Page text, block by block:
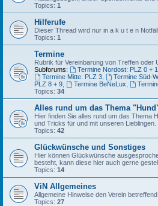
Topics: 1
Hilferufe
Dieser Thread wird nur in a k u t e n
Topics: 1
Termine
Rubrik für Vereinbarung von Treffen oder
Subforums:
Termine Nordost: PLZ 0 + 1
Termine Mitte: PLZ 3, Termine Süd-
PLZ 8 + 9
Termine BeNeLux
Topics: 34
Alles rund um das Thema
Hier finden Sie alles rund um das Thema
und Tricks für und mit unseren Lieblingen.
Topics: 42
Glückwünsche und Sonstiges
Hier können Glückwünsche
besteht, kann diese hier auch gerne
Topics: 14
ViN Allgemeines
Allgemeine Hinweise den Verein betreffend
Topics: 27